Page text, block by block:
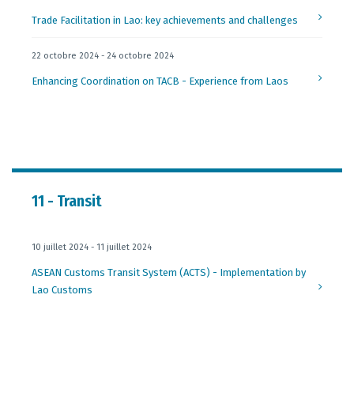
Trade Facilitation in Lao: key achievements and challenges
22 octobre 2024 - 24 octobre 2024
Enhancing Coordination on TACB - Experience from Laos
11 - Transit
10 juillet 2024 - 11 juillet 2024
ASEAN Customs Transit System (ACTS) - Implementation by
Lao Customs